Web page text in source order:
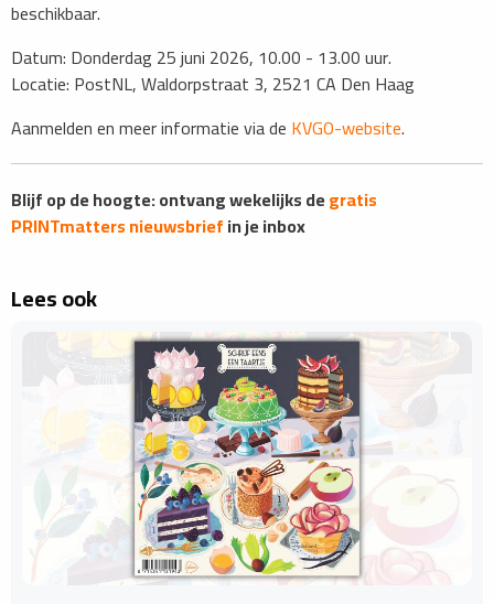
beschikbaar.
Datum: Donderdag 25 juni 2026, 10.00 - 13.00 uur.
Locatie: PostNL, Waldorpstraat 3, 2521 CA Den Haag
Aanmelden en meer informatie via de KVGO-website.
Blijf op de hoogte: ontvang wekelijks degratis
PRINTmatters nieuwsbriefin je inbox
Lees ook